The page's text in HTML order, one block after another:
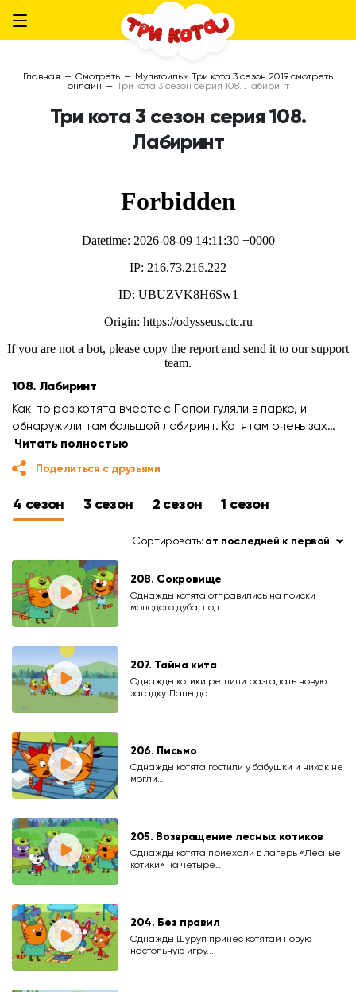
Главная — Смотреть — Мультфильм Три кота 3 сезон 2019 смотреть
онлайн — Три кота 3 сезон серия 108. Лабиринт
Три кота 3 сезон серия 108.
Лабиринт
108. Лабиринт
Как-то раз котята вместе с Папой гуляли в парке, и
обнаружили там большой лабиринт. Котятам очень зах…
Читать полностью
Поделиться с друзьями
4 сезон 3 сезон 2 сезон 1 сезон
Сортировать: от последней к первой
208. Сокровище
Однажды котята отправились на поиски
молодого дуба, под…
207. Тайна кита
Однажды котики решили разгадать новую
загадку Лапы да…
206. Письмо
Однажды котята гостили у бабушки и никак не
могли…
205. Возвращение лесных котиков
Однажды котята приехали в лагерь «Лесные
котики» на четыре…
204. Без правил
Однажды Шуруп принёс котятам новую
настольную игру...